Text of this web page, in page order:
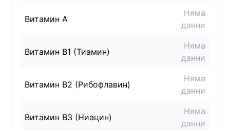
Витамин A
Няма
данни
Витамин B1 (Тиамин)
Няма
данни
Витамин B2 (Рибофлавин)
Няма
данни
Витамин B3 (Ниацин)
Няма
данни